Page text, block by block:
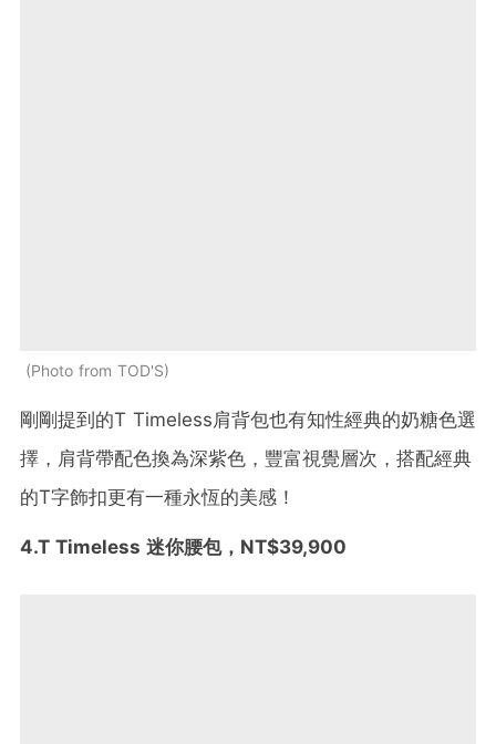
Photo from TOD'S
剛剛提到的T Timeless肩背包也有知性經典的奶糖色選
擇，肩背帶配色換為深紫色，豐富視覺層次，搭配經典
的T字飾扣更有一種永恆的美感！
4.T Timeless 迷你腰包，NT$39,900